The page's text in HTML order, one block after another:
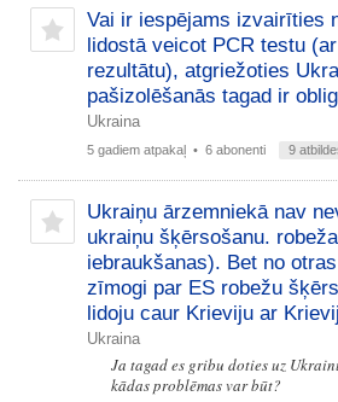
Vai ir iespējams izvairīties
lidostā veicot PCR testu
rezultātu), atgriežoties
pašizolēšanās tagad ir
Ukraina
5 gadiem atpakaļ • 6 abonenti 9
Ukraiņu ārzemniekā nav
ukraiņu šķērsošanu.
iebraukšanas). Bet no
zīmogi par ES robežu
lidoju caur Krieviju ar
Ukraina
Ja tagad es gribu doties uz
kādas problēmas var būt?